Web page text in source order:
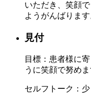
いただき、笑顔
ようがんばります
見付
目標： 患者様に
うに笑顔で努めま
セルフトーク：